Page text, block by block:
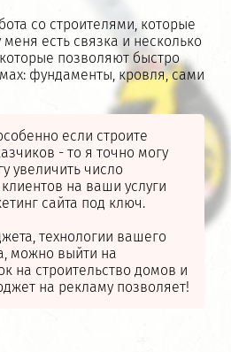
со строителями, которые
есть связка и несколько
позволяют быстро
фундаменты, кровля, сами
если строите
- то я точно могу
увеличить число
на ваши услуги
сайта под ключ.
технологии вашего
можно выйти на
на строительство домов и
на рекламу позволяет!